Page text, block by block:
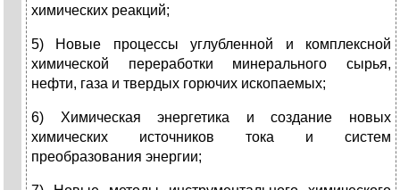
химических реакций;
5) Новые процессы углубленной и комплексной
химической переработки минерального сырья,
нефти, газа и твердых горючих ископаемых;
6) Химическая энергетика и создание новых
химических источников тока и систем
преобразования энергии;